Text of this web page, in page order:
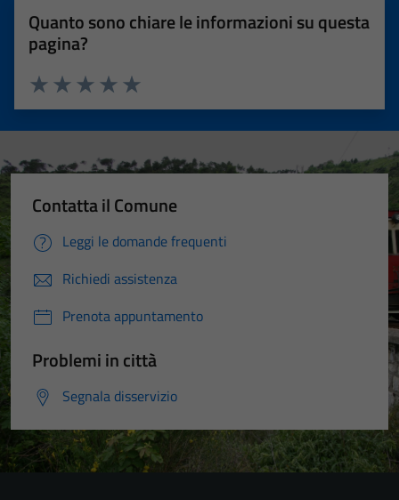
Quanto sono chiare le informazioni su questa
pagina?
Valuta 5 stelle su 5
Valuta 4 stelle su 5
Valuta 3 stelle su 5
Valuta 2 stelle su 5
Valuta 1 stelle su 5
Contatta il Comune
Leggi le domande frequenti
Richiedi assistenza
Prenota appuntamento
Problemi in città
Segnala disservizio